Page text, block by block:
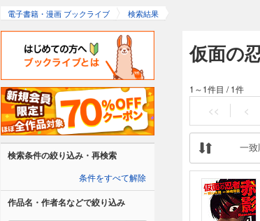
電子書籍・漫画 ブックライブ 検索結果
仮面の
1～1件目 /1件
<< <
一
検索条件の絞り込み・再検索
条件をすべて解除
作品名・作者名などで絞り込み